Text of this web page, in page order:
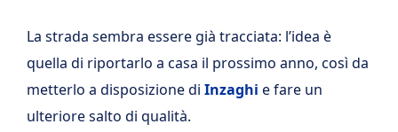
La strada sembra essere già tracciata: l’idea è
quella di riportarlo a casa il prossimo anno, così da
metterlo a disposizione di Inzaghi e fare un
ulteriore salto di qualità.